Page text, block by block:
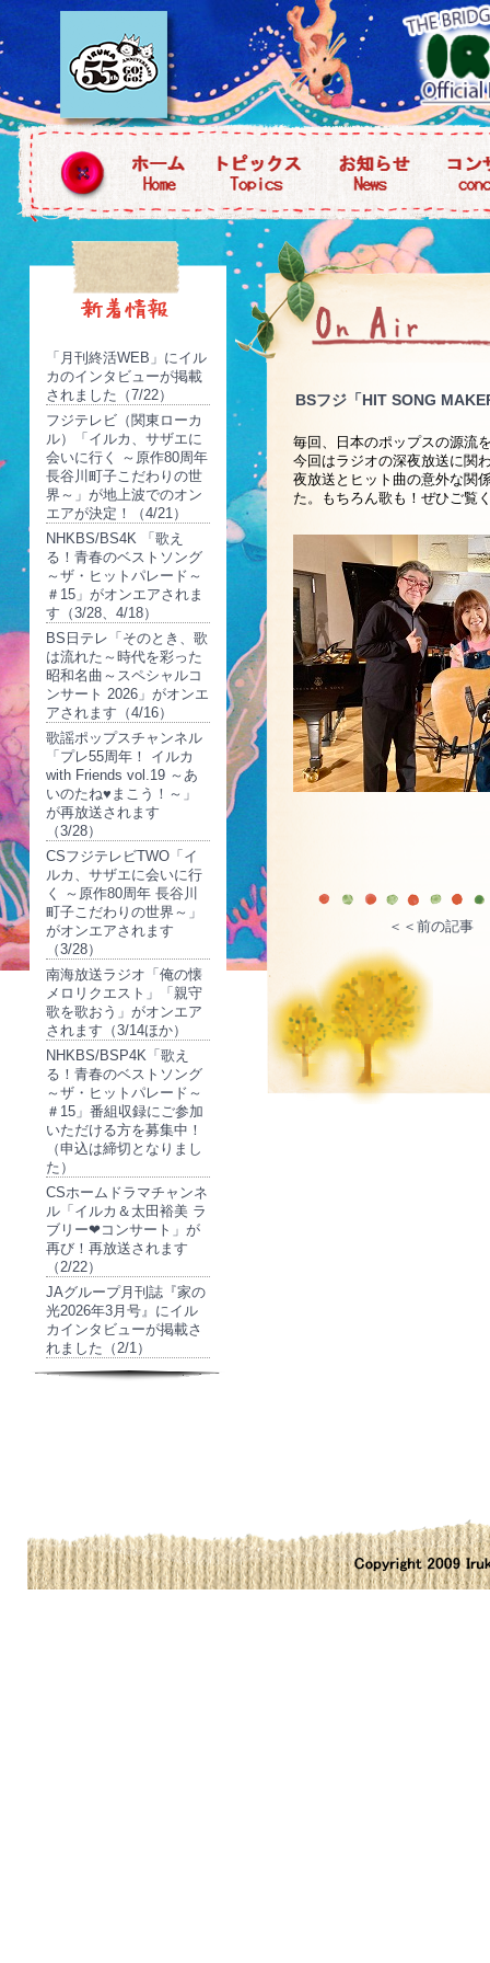
「月刊終活WEB」にイル
カのインタビューが掲載
されました（7/22）
フジテレビ（関東ローカ
ル）「イルカ、サザエに
会いに行く ～原作80周年
長谷川町子こだわりの世
界～」が地上波でのオン
エアが決定！（4/21）
NHKBS/BS4K 「歌え
る！青春のベストソング
～ザ・ヒットパレード～
＃15」がオンエアされま
す（3/28、4/18）
BS日テレ「そのとき、歌
は流れた～時代を彩った
昭和名曲～スペシャルコ
ンサート 2026」がオンエ
アされます（4/16）
歌謡ポップスチャンネル
「プレ55周年！ イルカ
with Friends vol.19 ～あ
いのたね♥まこう！～」
が再放送されます
（3/28）
CSフジテレビTWO「イ
ルカ、サザエに会いに行
く ～原作80周年 長谷川
町子こだわりの世界～」
がオンエアされます
（3/28）
南海放送ラジオ「俺の懐
メロリクエスト」「親守
歌を歌おう」がオンエア
されます（3/14ほか）
NHKBS/BSP4K「歌え
る！青春のベストソング
～ザ・ヒットパレード～
＃15」番組収録にご参加
いただける方を募集中！
（申込は締切となりまし
た）
CSホームドラマチャンネ
ル「イルカ＆太田裕美 ラ
ブリー❤コンサート」が
再び！再放送されます
（2/22）
JAグループ月刊誌『家の
光2026年3月号』にイル
カインタビューが掲載さ
れました（2/1）
BSフジ「HIT SONG
毎回、日本のポップスの源流
今回はラジオの深夜放送に関
夜放送とヒット曲の意外な関
た。もちろん歌も！ぜひご覧
＜＜前の記事